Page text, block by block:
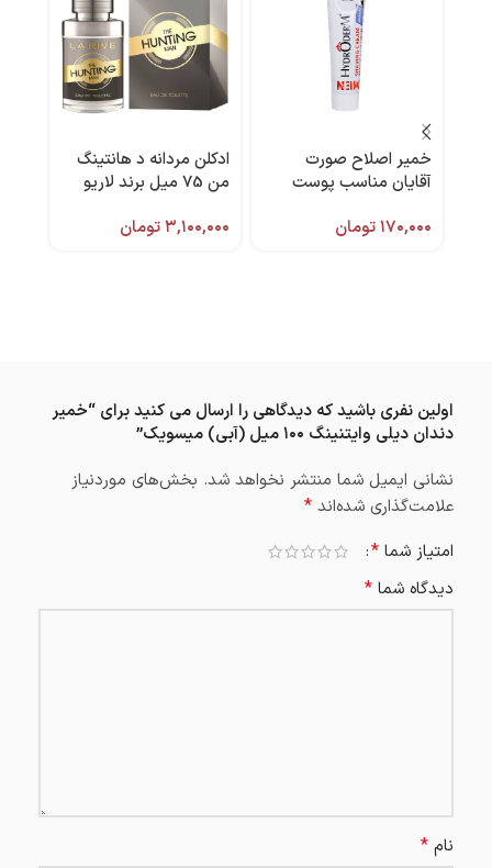
خمیر اصلاح صورت
آقایان مناسب پوست
هیدرودرم
۱۷۰,۰۰۰تومان
ادکلن مردانه د هانتینگ
من 75 میل برند لاریو
۳,۱۰۰,۰۰۰تومان
اولین نفری باشید که دیدگاهی را ارسال می کنید برای “خمیر
دندان دیلی وایتنینگ ۱۰۰ میل (آبی) میسویک”
نشانی ایمیل شما منتشر نخواهد شد. بخش‌های موردنیاز
علامت‌گذاری شده‌اند *
امتیاز شما *
دیدگاه شما *
نام *